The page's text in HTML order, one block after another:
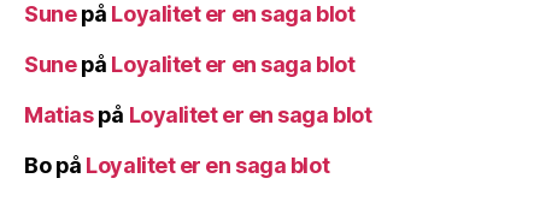
Sunepå Loyalitet er en saga blot
Sunepå Loyalitet er en saga blot
Matiaspå Loyalitet er en saga blot
Bopå Loyalitet er en saga blot